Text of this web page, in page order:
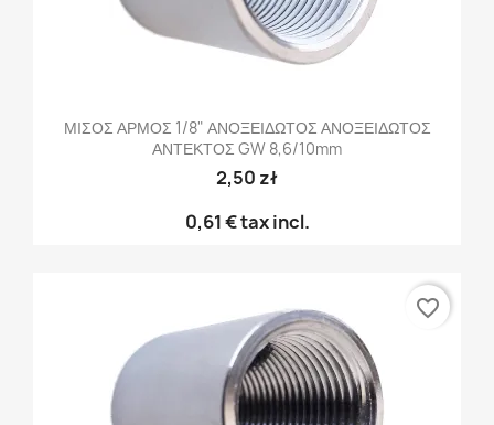
ΜΙΣΟΣ ΑΡΜΟΣ 1/8" ΑΝΟΞΕΙΔΩΤΟΣ ΑΝΟΞΕΙΔΩΤΟΣ
ΑΝΤΕΚΤΟΣ GW 8,6/10mm
2,50 zł
0,61 €tax incl.
favorite_border